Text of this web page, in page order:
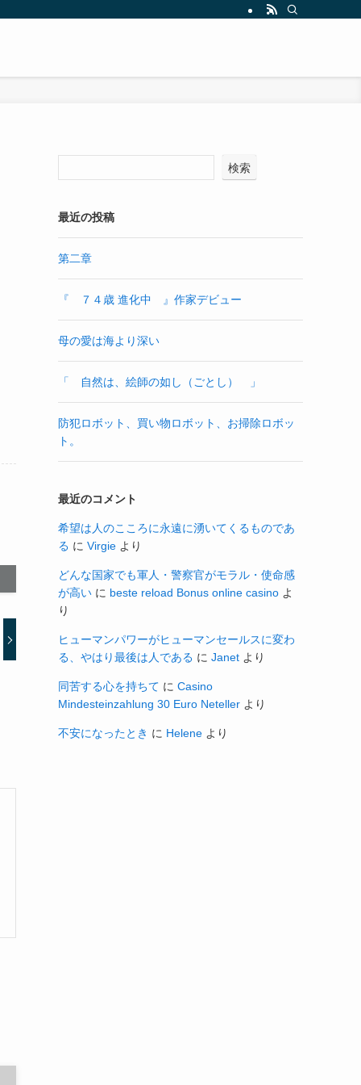
検索
最近の投稿
第二章
『 ７４歳 進化中 』作家デビュー
母の愛は海より深い
「 自然は、絵師の如し（ごとし） 」
防犯ロボット、買い物ロボット、お掃除ロボッ
ト。
最近のコメント
希望は人のこころに永遠に湧いてくるものであ
る に Virgie より
どんな国家でも軍人・警察官がモラル・使命感
が高い に beste reload Bonus online casino よ
り
ヒューマンパワーがヒューマンセールスに変わ
る、やはり最後は人である に Janet より
同苦する心を持ちて に Casino
Mindesteinzahlung 30 Euro Neteller より
不安になったとき に Helene より